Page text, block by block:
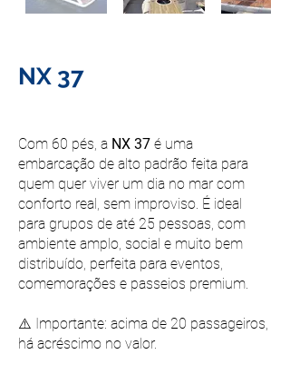
NX 37
Com 60 pés, a NX 37 é uma
embarcação de alto padrão feita para
quem quer viver um dia no mar com
conforto real, sem improviso. É ideal
para grupos de até 25 pessoas, com
ambiente amplo, social e muito bem
distribuído, perfeita para eventos,
comemorações e passeios premium.
⚠️ Importante: acima de 20 passageiros,
há acréscimo no valor.